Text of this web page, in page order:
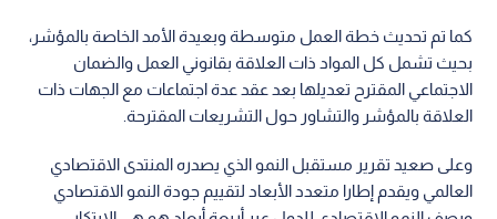
كما تم تحديث خطة العمل متوسطة وبعيدة الأمد الخاصة بالمؤشر،
بحيث تشمل كل المواد ذات العلاقة بقانوني العمل والضمان
الاجتماعي المقترح تعديلها بعد عقد عدة اجتماعات مع الجهات ذات
العلاقة بالمؤشر والتشاور حول التشريعات المقترحة.
وعلى صعيد تقرير مستقبل النمو الذي يصدره المنتدى الاقتصادي
العالمي ويقدم إطارا متعدد الأبعاد لتقييم جودة النمو الاقتصادي